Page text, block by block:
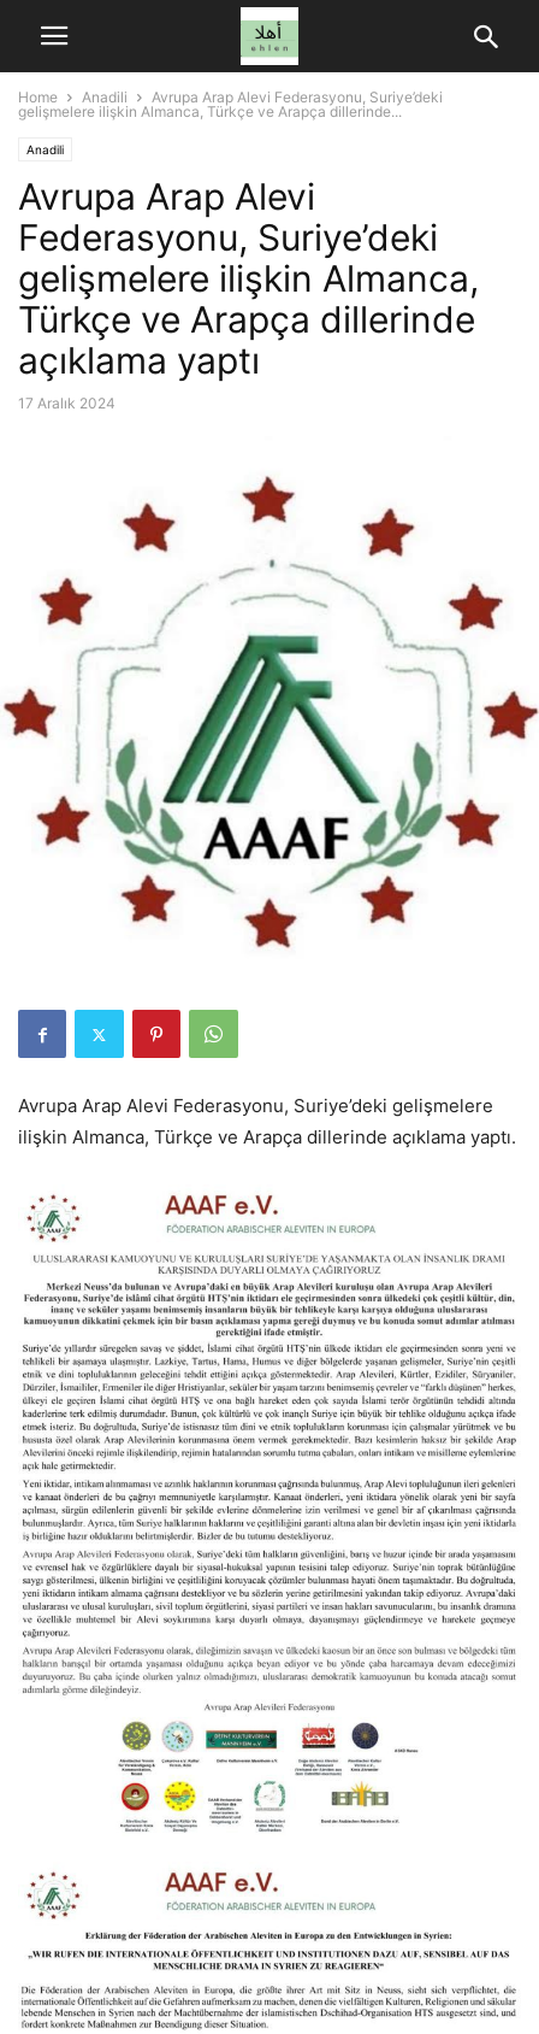
Home Anadili
Avrupa Arap Alevi Federasyonu, Suriye’deki
gelişmelere ilişkin Almanca, Türkçe ve Arapça dillerinde...
Anadili
Avrupa Arap Alevi
Federasyonu, Suriye’deki
gelişmelere ilişkin Almanca,
Türkçe ve Arapça dillerinde
açıklama yaptı
17 Aralık 2024
Avrupa Arap Alevi Federasyonu, Suriye’deki gelişmelere
ilişkin Almanca, Türkçe ve Arapça dillerinde açıklama yaptı.